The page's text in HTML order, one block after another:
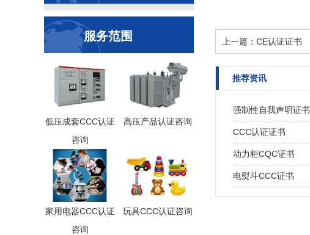
服务范围
低压成套CCC认证
咨询
高压产品认证咨询
家用电器CCC认证
咨询
玩具CCC认证咨询
上一篇： CE认证证书
推荐资讯
强制性自我声明证书
CCC认证证书
动力柜CQC证书
电熨斗CCC证书